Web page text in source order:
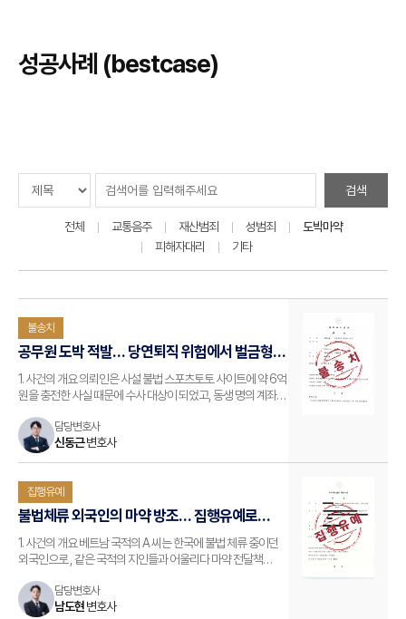
성공사례 (bestcase)
검색
전체 교통음주 재산범죄 성범죄
도박마약
피해자대리
기타
불송치
공무원 도박 적발… 당연퇴직 위험에서 벌금형
선처받은 사례
1. 사건의 개요 의뢰인은 사설 불법 스포츠토토 사이트에 약 6억
원을 충전한 사실 때문에 수사 대상이 되었고, 동생 명의 계좌로
구조로 전개되었습니다. 운영자 단속 이후 고액 이용자 조사로
연계되면서 IP 기록&middot;계좌 흐름이 모두 검토되는
상황이었…
담당변호사
신동근변호사
집행유예
불법체류 외국인의 마약 방조… 집행유예로
선처받은 전략
1. 사건의 개요 베트남 국적의 A 씨는 한국에 불법 체류 중이던
외국인으로 , 같은 국적의 지인들과 어울리다 마약 전달책
전달만 해도 형사처벌을 받는다는 사실을 알지 못한 채
체포되고 말았습니다 . …
담당변호사
남도현변호사